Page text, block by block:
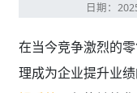
日期：
在当今竞争激烈的
理成为企业提升业